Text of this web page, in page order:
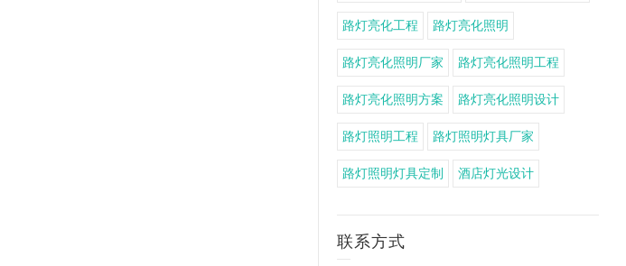
路灯亮化工程 路灯亮化照明
路灯亮化照明厂家 路灯亮化照明工程
路灯亮化照明方案 路灯亮化照明设计
路灯照明工程 路灯照明灯具厂家
路灯照明灯具定制 酒店灯光设计
联系方式